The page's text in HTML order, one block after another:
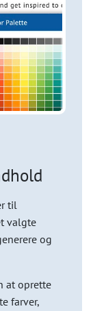
til
valgte
og
at oprette
farver,